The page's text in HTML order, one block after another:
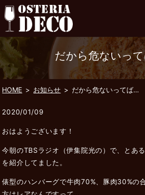
だから危ないっ
HOME お知らせ だから危ないってば…
2020/01/09
おはようございます！
今朝のTBSラジオ（伊集院光の）で、とあ
を紹介してました。
俵型のハンバーグで牛肉70%、豚肉30%の